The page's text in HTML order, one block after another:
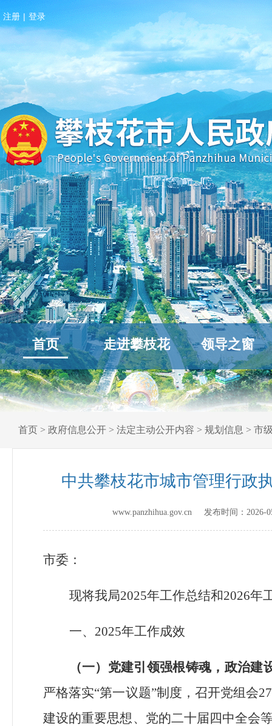
注册 | 登录
首页 走进攀枝花 领导之窗
首页 > 政府信息公开 > 法定主动公开内容 > 规划信息 > 市
中共攀枝花市城市管理行政
www.panzhihua.gov.cn 发布时间： 2026-
市委：
现将我局2025年工作总结和2026年
一、 2025年工作成效
（一）党建引领强根铸魂，政治建
严格落实“第一议题”制度，召开党组会27
建设的重要思想、党的二十届四中全会